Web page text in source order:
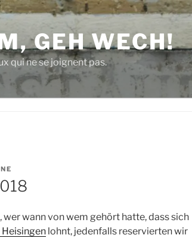
GEH WECH!
qui ne se joignent pas.
wer wann von wem gehört hatte, dass sich
lohnt, jedenfalls reservierten wir